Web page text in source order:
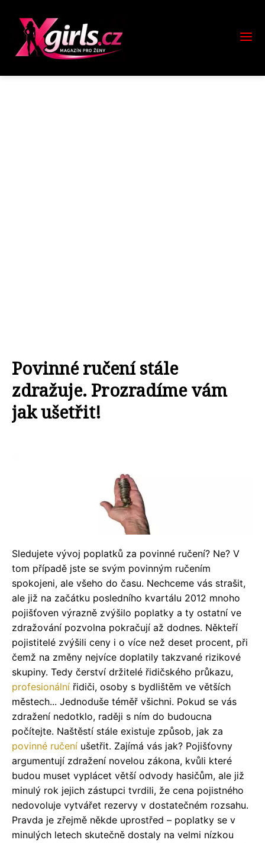
Povinné ručení stále
zdražuje. Prozradíme vám
jak ušetřit!
Sledujete vývoj poplatků za povinné ručení? Ne? V
tom případě jste se svým povinným ručením
spokojeni, ale všeho do času. Nechceme vás strašit,
ale již na začátku posledního kvartálu 2012 mnoho
pojišťoven výrazně zvýšilo poplatky a ty ostatní ve
zdražování pozvolna pokračují až dodnes. Někteří
pojistitelé zvýšili ceny i o více než deset procent, při
čemž na změny nejvíce doplatily takzvané rizikové
skupiny. Tedy čerství držitelé řidičského průkazu,
profesionální řidiči, osoby s bydlištěm ve větších
městech... Jednoduše téměř všichni. Pokud se vás
zdražení nedotklo, raději s ním do budoucna
počítejte. Naštěstí stále existuje způsob, jak za
povinné ručení ušetřit. Zajímá vás jak? Pojišťovny
argumentují zdražení novelou zákona, kvůli které
budou muset vyplácet větší odvody hasičům, ale již
minulý rok jejich zástupci tvrdili, že cena pojistného
nedovoluje vytvářet rezervy v dostatečném rozsahu.
Pravda je zřejmě někde uprostřed – poplatky se v
minulých letech skutečně dostaly na velmi nízkou